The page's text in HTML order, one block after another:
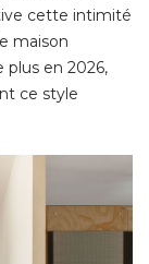
cette intimité
maison
plus en 2026,
ce style